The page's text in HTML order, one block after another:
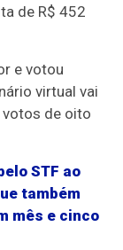
de R$ 452
e votou
virtual vai
de oito
STF ao
também
mês e cinco